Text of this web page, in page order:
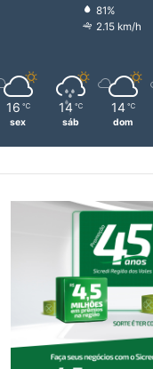
81%
2.15 km/h
16 ℃
sex
14 ℃
sáb
14 ℃
dom